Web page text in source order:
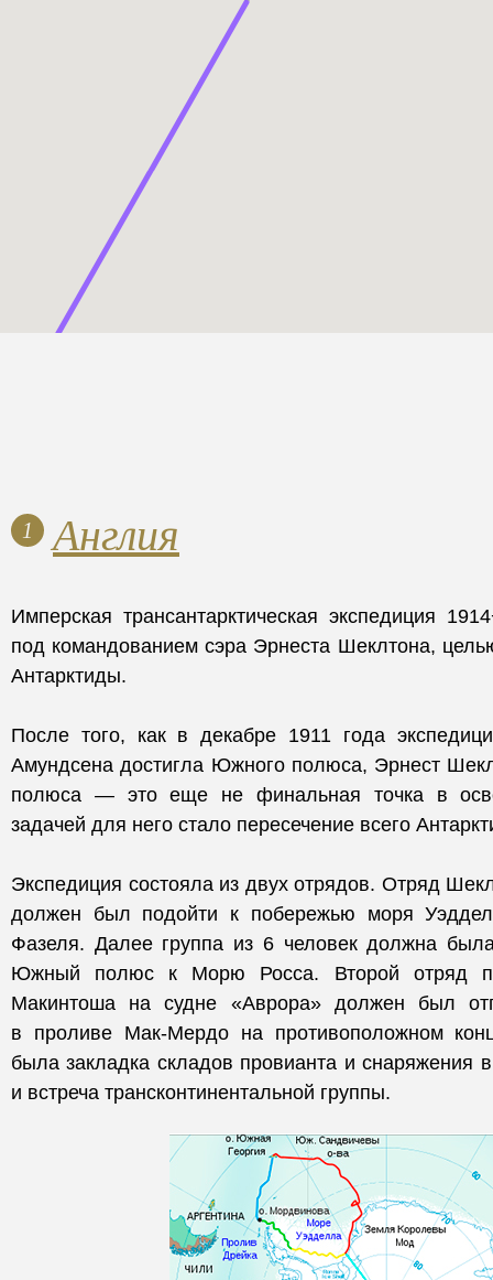
1 Англия
Имперская трансантарктическая экспедиция
под командованием сэра Эрнеста Шеклтона,
Антарктиды.
После того, как в декабре 1911 года
Амундсена достигла Южного полюса, Эрнест
полюса — это еще не финальная точка в
задачей для него стало пересечение всего
Экспедиция состояла из двух отрядов. Отряд
должен был подойти к побережью моря
Фазеля. Далее группа из 6 человек должна
Южный полюс к Морю Росса. Второй отряд
Макинтоша на судне «Аврора» должен был
в проливе Мак-Мердо на противоположном
была закладка складов провианта и снаряжения
и встреча трансконтинентальной группы.